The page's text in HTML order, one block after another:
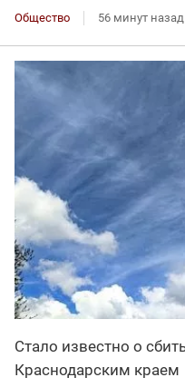
Общество 56 минут назад
Стало известно о
Краснодарским краем